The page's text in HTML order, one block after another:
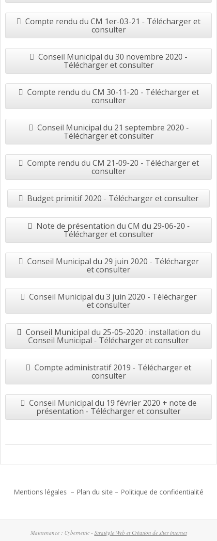
Compte rendu du CM 1er-03-21 - Télécharger et
consulter
Conseil Municipal du 30 novembre 2020 -
Télécharger et consulter
Compte rendu du CM 30-11-20 - Télécharger et
consulter
Conseil Municipal du 21 septembre 2020 -
Télécharger et consulter
Compte rendu du CM 21-09-20 - Télécharger et
consulter
Budget primitif 2020 - Télécharger et consulter
Note de présentation du CM du 29-06-20 -
Télécharger et consulter
Conseil Municipal du 29 juin 2020 - Télécharger
et consulter
Conseil Municipal du 3 juin 2020 - Télécharger
et consulter
Conseil Municipal du 25-05-2020 : installation du
Conseil Municipal - Télécharger et consulter
Compte administratif 2019 - Télécharger et
consulter
Conseil Municipal du 19 février 2020 + note de
présentation - Télécharger et consulter
Mentions légales – Plan du site – Politique de confidentialité
Maintenance : Cybernettic - Stratégie Web et Création de sites internet